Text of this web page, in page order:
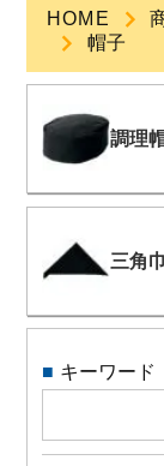
見積依頼
よくある
会社概要
HOME
帽子
調理
三角巾
キーワード